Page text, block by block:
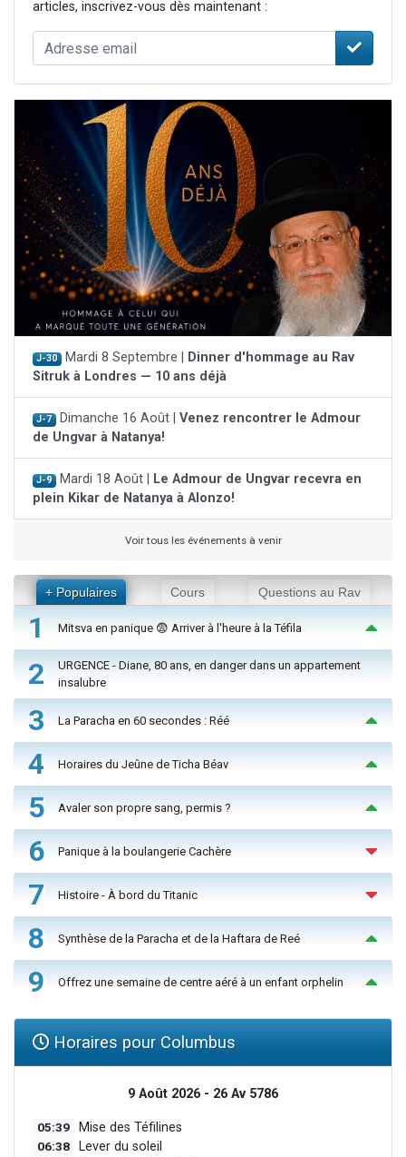
articles, inscrivez-vous dès maintenant :
J-30 Mardi 8 Septembre |
Dinner d'hommage au Rav
Sitruk à Londres — 10 ans déjà
J-7 Dimanche 16 Août | Venez rencontrer le Admour
de Ungvar à Natanya!
J-9 Mardi 18 Août |
Le Admour de Ungvar recevra en
plein Kikar de Natanya à Alonzo!
Voir tous les événements à venir
+ Populaires Cours Questions au Rav
1 Mitsva en panique 😨 Arriver à l'heure à la Téfila
2
URGENCE - Diane, 80 ans, en danger dans un appartement
insalubre
3 La Paracha en 60 secondes : Réé
4 Horaires du Jeûne de Ticha Béav
5 Avaler son propre sang, permis ?
6 Panique à la boulangerie Cachère
7 Histoire - À bord du Titanic
8 Synthèse de la Paracha et de la Haftara de Reé
9 Offrez une semaine de centre aéré à un enfant orphelin
Horaires pour Columbus
9 Août 2026 - 26 Av 5786
05:39 Mise des Téfilines
06:38 Lever du soleil